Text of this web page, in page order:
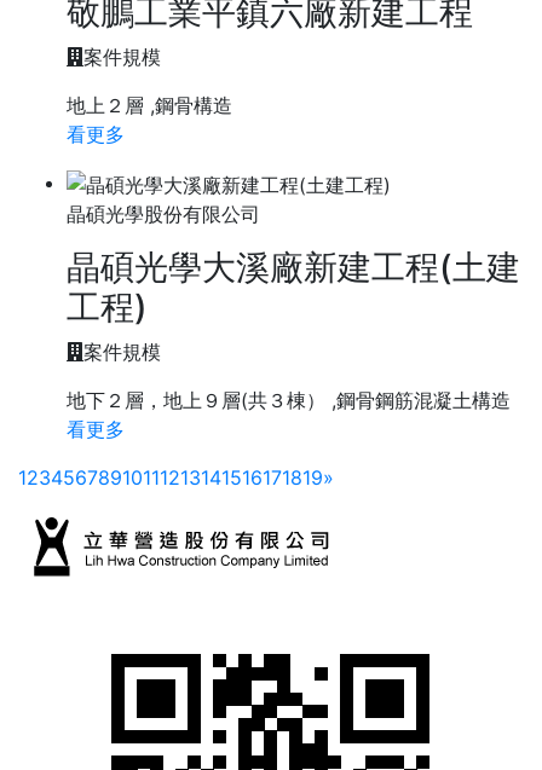
敬鵬工業平鎮六廠新建工程
案件規模
地上２層 ,鋼骨構造
看更多
晶碩光學股份有限公司
晶碩光學大溪廠新建工程(土建
工程)
案件規模
地下２層，地上９層(共３棟） ,鋼骨鋼筋混凝土構造
看更多
12345678910111213141516171819»